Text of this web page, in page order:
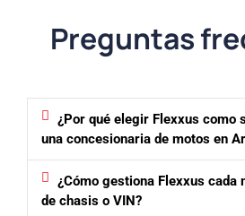
Preguntas
¿Por qué elegir Flexxus como
una concesionaria de motos en
¿Cómo gestiona Flexxus cada
de chasis o VIN?